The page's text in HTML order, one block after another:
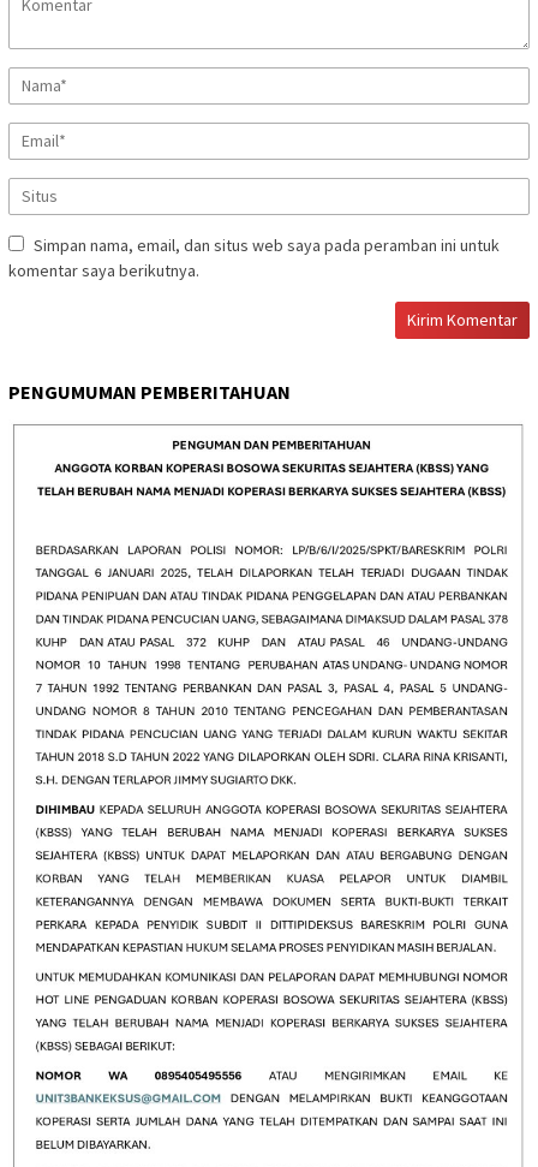
Simpan nama, email, dan situs web saya pada peramban ini untuk
komentar saya berikutnya.
PENGUMUMAN PEMBERITAHUAN